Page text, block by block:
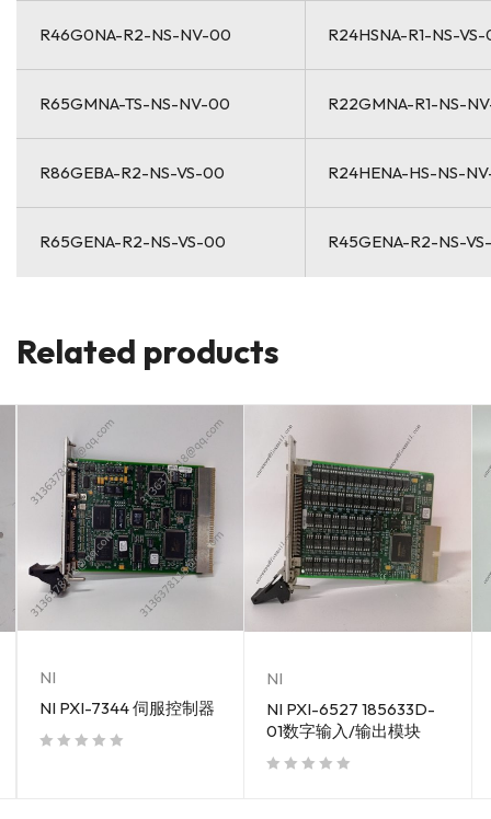
R46G0NA-R2-NS-NV-00 R24HSNA-R1-NS-
R65GMNA-TS-NS-NV-00 R22GMNA-R1-NS-
R86GEBA-R2-NS-VS-00 R24HENA-HS-NS-
R65GENA-R2-NS-VS-00 R45GENA-R2-NS-
Related products
NI
NI PXI-7344 伺服控制器
NI
NI PXI-6527 185633D-
01数字输入/输出模块